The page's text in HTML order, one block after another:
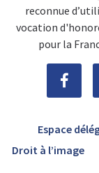
reconnue
vocation
pour la
Espace
Droit à l’image